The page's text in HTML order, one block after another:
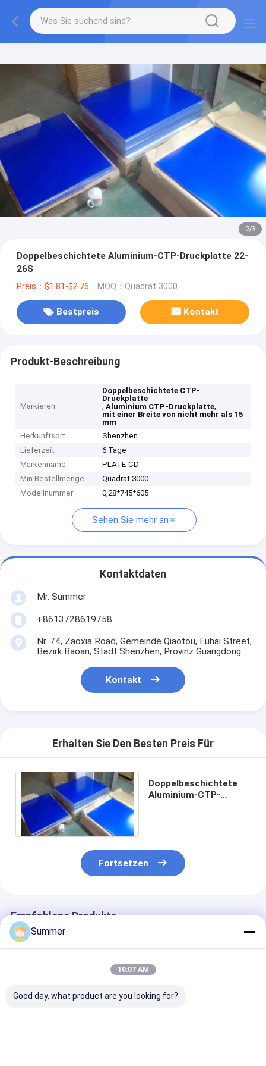
2/3
Doppelbeschichtete Aluminium-CTP-Druckplatte 22-
26S
Preis：$1.81-$2.76 MOQ：Quadrat 3000
Bestpreis Kontakt
Produkt-Beschreibung
Markieren
Doppelbeschichtete CTP-
Druckplatte
,Aluminium CTP-Druckplatte,
mit einer Breite von nicht mehr als 15
mm
Herkunftsort
Shenzhen
Lieferzeit
6 Tage
Markenname
PLATE-CD
Min Bestellmenge
Quadrat 3000
Modellnummer
0,28*745*605
Sehen Sie mehr an
Kontaktdaten
Mr. Summer
+8613728619758
Nr. 74, Zaoxia Road, Gemeinde Qiaotou, Fuhai Street,
Bezirk Baoan, Stadt Shenzhen, Provinz Guangdong
Kontakt
Erhalten Sie Den Besten Preis Für
Doppelbeschichtete
Aluminium-CTP-
Fortsetzen
Empfohlene Produkte
Summer
10:07 AM
Good day, what product are you looking for?